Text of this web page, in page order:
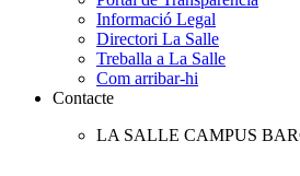
Informació Legal
Directori La Salle
Treballa a La Salle
Com arribar-hi
Contacte
LA SALLE CAMPUS